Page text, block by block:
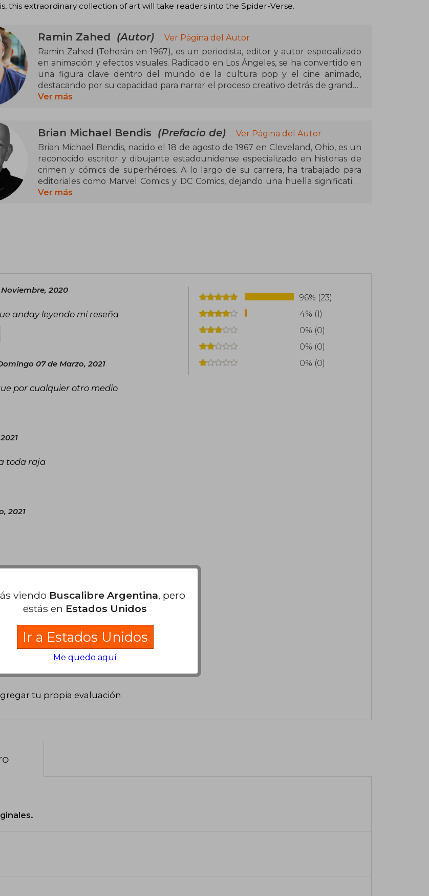
this extraordinary collection of art will take readers into the Spider-Verse.
Ramin Zahed (Autor)
Ver Página del Autor
Ramin Zahed (Teherán en 1967), es un periodista, editor y autor especializado
en animación y efectos visuales. Radicado en Los Ángeles, se ha convertido en
una figura clave dentro del mundo de la cultura pop y el cine animado,
destacando por su capacidad para narrar el proceso creativo detrás de grandes
producciones. Como editor jefe de Animation Magazine y colaborador en
conocidas se encuentra Spider-Man: Into the Spider-Verse: The Art of the
Movie, The Art of DreamWorks Animation, The Art of The Mitchells vs. The
Machines, The Art of Love, Death + Robots y Klaus: The Art of the Movie. Sus
libros son una referencia indispensable para quienes aman el cine animado y
desean conocer sus entresijos.
Ver más
Brian Michael Bendis (Prefacio de)
Ver Página del Autor
Brian Michael Bendis, nacido el 18 de agosto de 1967 en Cleveland, Ohio, es un
reconocido escritor y dibujante estadounidense especializado en historias de
crimen y cómics de superhéroes. A lo largo de su carrera, ha trabajado para
editoriales como Marvel Comics y DC Comics, dejando una huella significativa
en la industria del cómic.
año" en dos ocasiones consecutivas.
Ver más
2020
anday leyendo mi reseña
07 de Marzo, 2021
por cualquier otro medio
toda raja
2021
condiciones 100% recomendado,
tu propia evaluación.
96% (23)
4% (1)
0% (0)
0% (0)
0% (0)
viendo Buscalibre Argentina, pero
estás en Estados Unidos
Ir a Estados Unidos
Me quedo aquí